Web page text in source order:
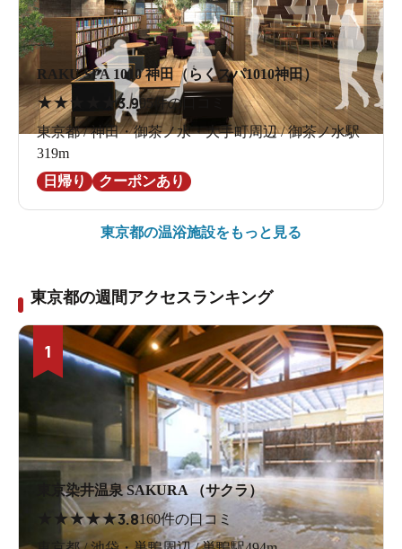
RAKU SPA 1010 神田（らくスパ1010神田）
★★★ ★3.995件の口コミ
東京都 / 神田・御茶ノ水・大手町周辺 / 御茶ノ水駅
319m
日帰り
クーポンあり
東京都の温浴施設をもっと見る
東京都の週間アクセスランキング
1
東京染井温泉 SAKURA （サクラ）
★★★★3.8160件の口コミ